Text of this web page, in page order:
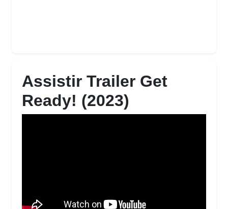
Assistir Trailer Get
Ready! (2023)